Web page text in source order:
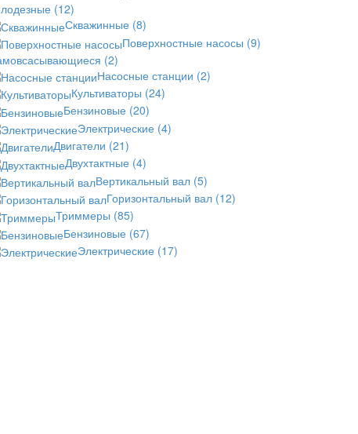
(12)
Скважинные (8)
Поверхностные насосы (9)
(2)
Насосные станции (2)
Культиваторы (24)
Бензиновые (20)
Электрические (4)
Двигатели (21)
Двухтактные (4)
Вертикальный вал (5)
Горизонтальный вал (12)
Триммеры (85)
Бензиновые (67)
Электрические (17)